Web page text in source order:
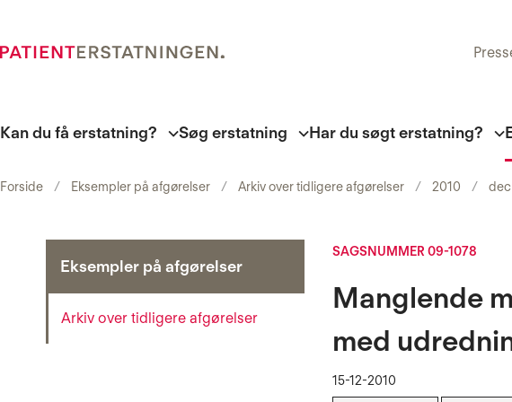
Kan du få erstatning? Søg erstatning Har du søgt erstatning?
Forside Eksempler på afgørelser Arkiv over tidligere afgørelser 2010 dec
Eksempler på afgørelser
Arkiv over tidligere afgørelser
SAGSNUMMER 09-1078
Manglende
med
15-12-2010